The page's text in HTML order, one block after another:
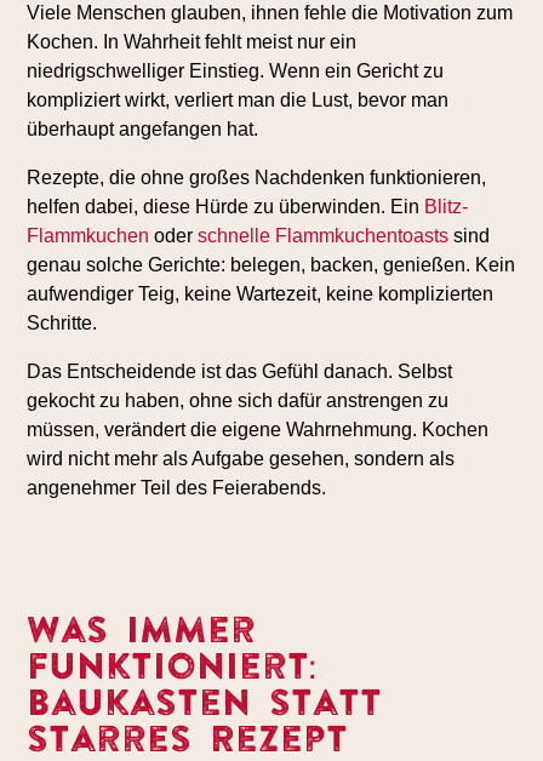
Viele Menschen glauben, ihnen fehle die Motivation zum
Kochen. In Wahrheit fehlt meist nur ein
niedrigschwelliger Einstieg. Wenn ein Gericht zu
kompliziert wirkt, verliert man die Lust, bevor man
überhaupt angefangen hat.
Rezepte, die ohne großes Nachdenken funktionieren,
helfen dabei, diese Hürde zu überwinden. Ein Blitz-
Flammkuchen oderschnelle Flammkuchentoasts sind
genau solche Gerichte: belegen, backen, genießen. Kein
aufwendiger Teig, keine Wartezeit, keine komplizierten
Schritte.
Das Entscheidende ist das Gefühl danach. Selbst
gekocht zu haben, ohne sich dafür anstrengen zu
müssen, verändert die eigene Wahrnehmung. Kochen
wird nicht mehr als Aufgabe gesehen, sondern als
angenehmer Teil des Feierabends.
Was immer
funktioniert:
Baukasten statt
starres Rezept